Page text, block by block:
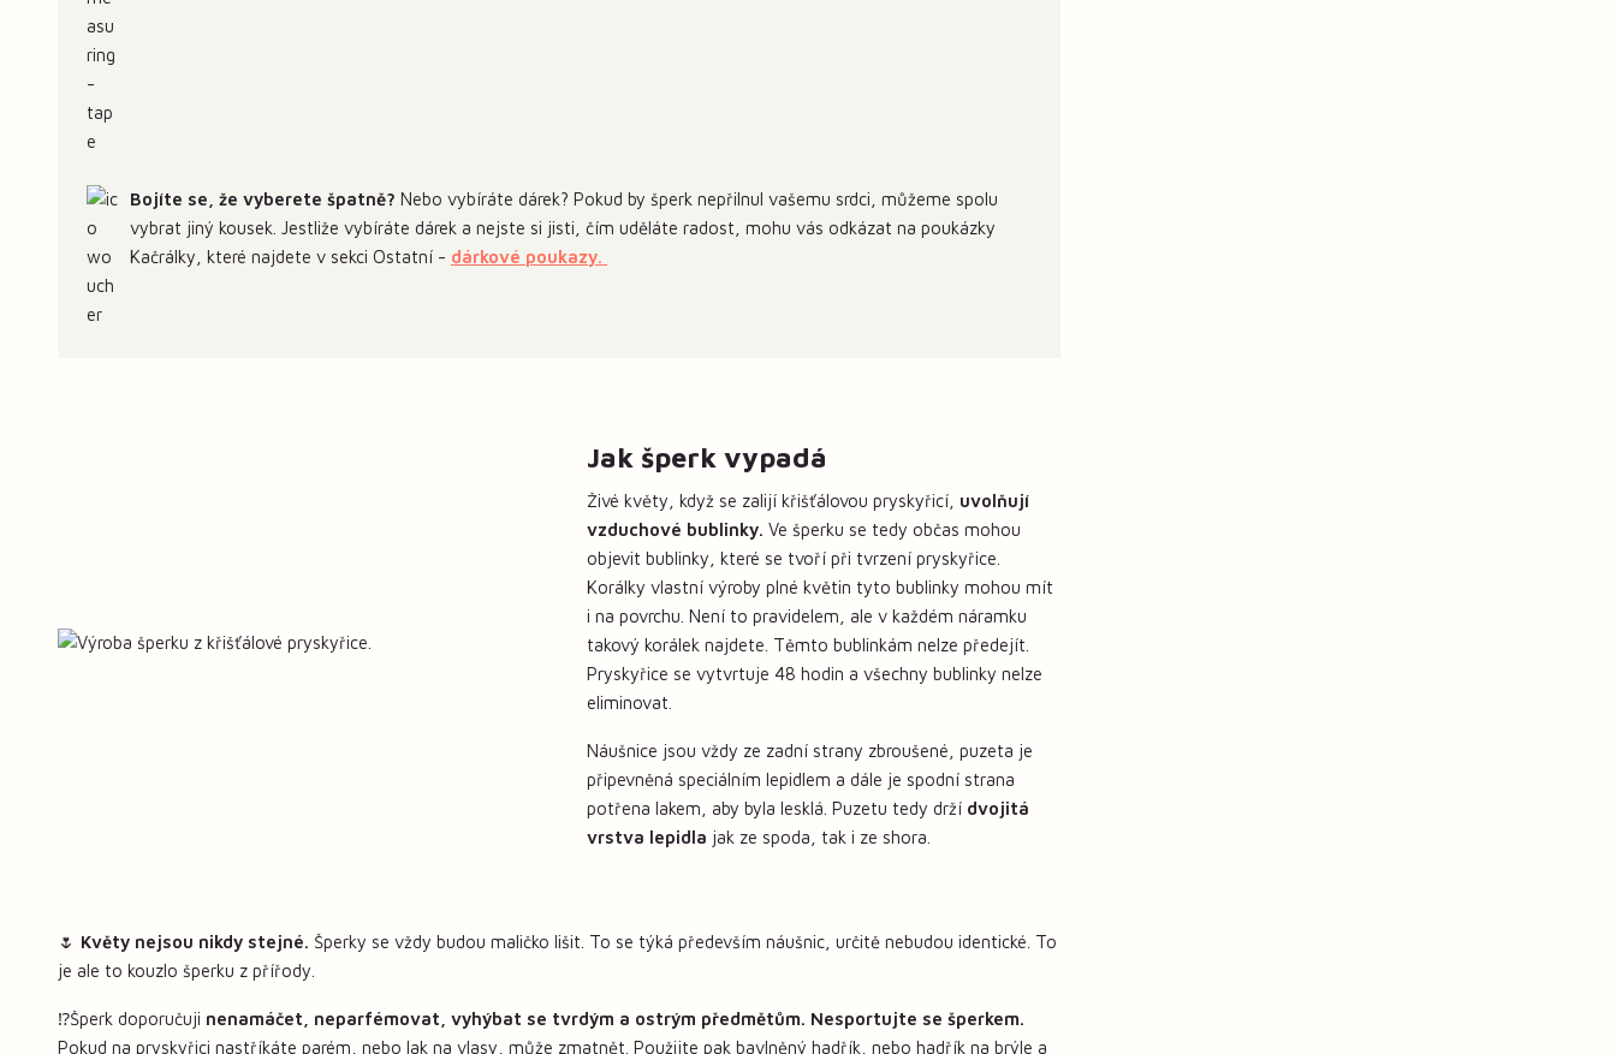
Bojíte se, že vyberete špatně? Nebo vybíráte dárek? Pokud by šperk nepřilnul vašemu srdci, můžeme spolu
vybrat jiný kousek. Jestliže vybíráte dárek a nejste si jisti, čím uděláte radost, mohu vás odkázat na poukázky
Kačrálky, které najdete v sekci Ostatní - dárkové poukazy.
Jak šperk vypadá
Živé květy, když se zalijí křišťálovou pryskyřicí, uvolňují
vzduchové bublinky. Ve šperku se tedy občas mohou
objevit bublinky, které se tvoří při tvrzení pryskyřice.
Korálky vlastní výroby plné květin tyto bublinky mohou mít
i na povrchu. Není to pravidelem, ale v každém náramku
takový korálek najdete. Těmto bublinkám nelze předejít.
Pryskyřice se vytvrtuje 48 hodin a všechny bublinky nelze
eliminovat.
Náušnice jsou vždy ze zadní strany zbroušené, puzeta je
připevněná speciálním lepidlem a dále je spodní strana
potřena lakem, aby byla lesklá. Puzetu tedy drží dvojitá
vrstva lepidla jak ze spoda, tak i ze shora.
🌷 Květy nejsou nikdy stejné. Šperky se vždy budou maličko lišit. To se týká především náušnic, určitě nebudou identické. To
je ale to kouzlo šperku z přířody.
⁉️Šperk doporučuji nenamáčet, neparfémovat, vyhýbat se tvrdým a ostrým předmětům. Nesportujte se šperkem.
Pokud na pryskyřici nastříkáte parém, nebo lak na vlasy, může zmatnět. Použijte pak bavlněný hadřík, nebo hadřík na brýle a